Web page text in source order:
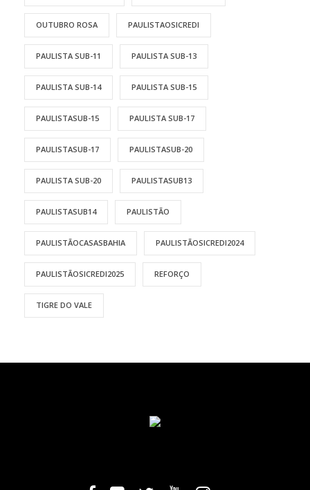
OUTUBRO ROSA PAULISTAOSICREDI
PAULISTA SUB-11 PAULISTA SUB-13
PAULISTA SUB-14 PAULISTA SUB-15
PAULISTASUB-15 PAULISTA SUB-17
PAULISTASUB-17 PAULISTASUB-20
PAULISTA SUB-20 PAULISTASUB13
PAULISTASUB14 PAULISTÃO
PAULISTÃOCASASBAHIA PAULISTÃOSICREDI2024
PAULISTÃOSICREDI2025 REFORÇO
TIGRE DO VALE